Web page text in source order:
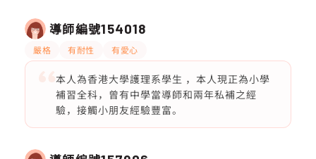
導師編號154018
嚴格 有耐性 有愛心
本人為香港大學護理系學生 ，本人現正為小學
補習全科，曾有中學當導師和兩年私補之經
驗，接觸小朋友經驗豐富。